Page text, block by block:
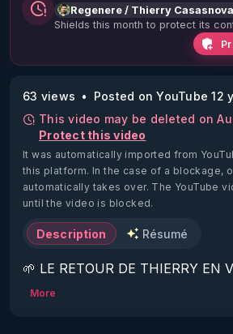
Regenere / Thierry
Shields this month to protect its
63 views
Posted on YouTube 12
This video may be deleted on
Protect this video
It was automatically imported from
this platform. In the case of a blockage,
automatically takes over. The YouTube
until the video is blocked.
Description Résumé
🌱 LE RETOUR DE THIERRY EN
2022)!
More